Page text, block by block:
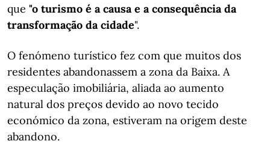
que "o turismo é a causa e a consequência da
transformação da cidade".
O fenómeno turístico fez com que muitos dos
residentes abandonassem a zona da Baixa. A
especulação imobiliária, aliada ao aumento
natural dos preços devido ao novo tecido
económico da zona, estiveram na origem deste
abandono.